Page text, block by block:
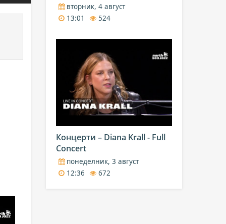
вторник, 4 август
13:01
524
Концерти – Diana Krall - Full
Concert
понеделник, 3 август
12:36
672